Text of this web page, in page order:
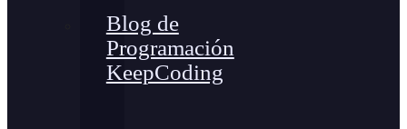
Blog de
Programación
KeepCoding